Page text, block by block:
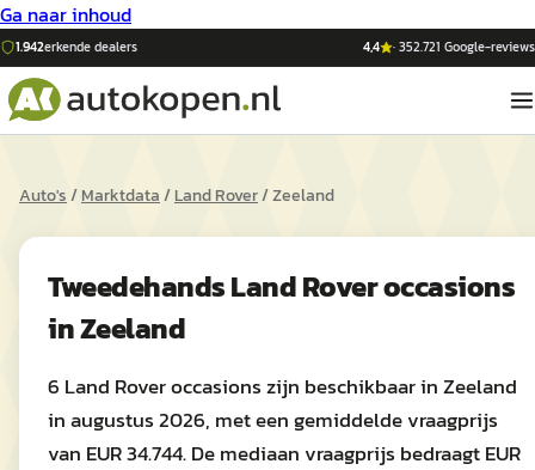
Ga naar inhoud
1.942erkende dealers 4,4 ·352.721 Google-reviews
Auto's/Marktdata/Land Rover/Zeeland
TweedehandsLand Roveroccasions
inZeeland
6 Land Rover occasions zijn beschikbaar in Zeeland
in augustus 2026, met een gemiddelde vraagprijs
van EUR 34.744. De mediaan vraagprijs bedraagt EUR